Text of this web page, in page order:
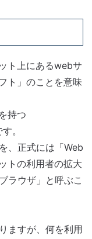
ト上にあるwebサ
ト」のことを意味
持つ
。
、正式には「Web
トの利用者の拡大
ラウザ」と呼ぶこ
ますが、何を利用